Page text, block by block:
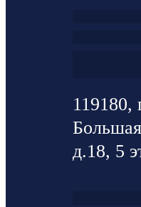
119180,
д.18, 5